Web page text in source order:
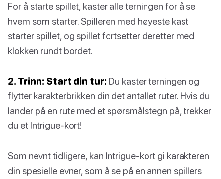
For å starte spillet, kaster alle terningen for å se
hvem som starter. Spilleren med høyeste kast
starter spillet, og spillet fortsetter deretter med
klokken rundt bordet.
2. Trinn: Start din tur: Du kaster terningen og
flytter karakterbrikken din det antallet ruter. Hvis du
lander på en rute med et spørsmålstegn på, trekker
du et Intrigue-kort!
Som nevnt tidligere, kan Intrigue-kort gi karakteren
din spesielle evner, som å se på en annen spillers